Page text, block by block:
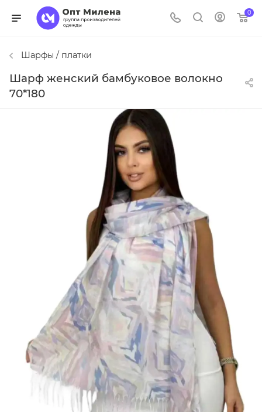
0
Шарфы / платки
Шарф женский бамбуковое волокно
70*180